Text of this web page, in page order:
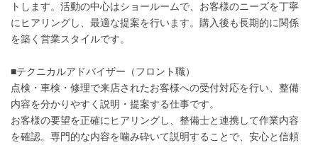
トします。活動の中心はショールームで、お客様のニーズを丁寧
にヒアリングし、最適な提案を行います。購入後も長期的に関係
を築く営業スタイルです。
■テクニカルアドバイザー（フロント職）
点検・車検・修理で来店されたお客様への受付対応を行い、整備
内容を分かりやすく説明・提案する仕事です。
お客様の要望を正確にヒアリングし、整備士と連携して作業内容
を確認。専門的な内容を噛み砕いて説明することで、安心と信頼